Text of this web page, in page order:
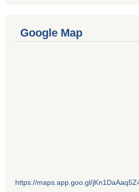
Google Map
https://maps.app.goo.gl/